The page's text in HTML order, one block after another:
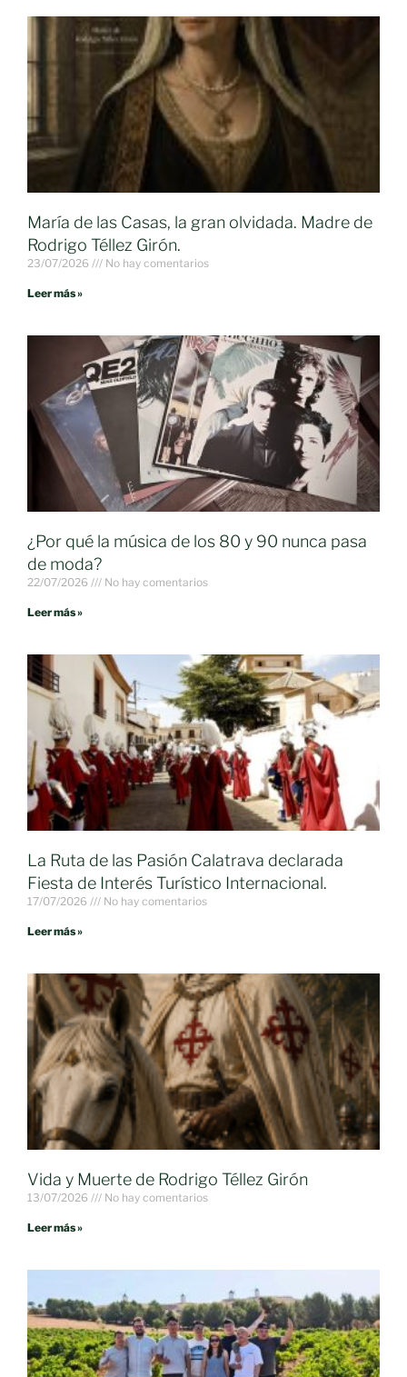
María de las Casas, la gran olvidada. Madre de
Rodrigo Téllez Girón.
23/07/2026 No hay comentarios
Leer más »
¿Por qué la música de los 80 y 90 nunca pasa
de moda?
22/07/2026 No hay comentarios
Leer más »
La Ruta de las Pasión Calatrava declarada
Fiesta de Interés Turístico Internacional.
17/07/2026 No hay comentarios
Leer más »
Vida y Muerte de Rodrigo Téllez Girón
13/07/2026 No hay comentarios
Leer más »